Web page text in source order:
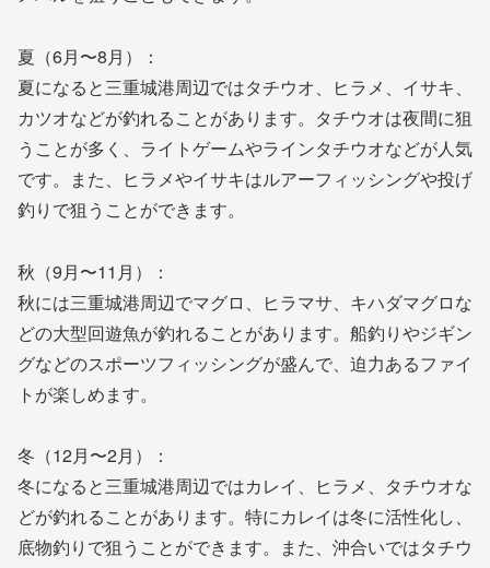
夏（6月〜8月）：
夏になると三重城港周辺ではタチウオ、ヒラメ、イサキ、
カツオなどが釣れることがあります。タチウオは夜間に狙
うことが多く、ライトゲームやラインタチウオなどが人気
です。また、ヒラメやイサキはルアーフィッシングや投げ
釣りで狙うことができます。
秋（9月〜11月）：
秋には三重城港周辺でマグロ、ヒラマサ、キハダマグロな
どの大型回遊魚が釣れることがあります。船釣りやジギン
グなどのスポーツフィッシングが盛んで、迫力あるファイ
トが楽しめます。
冬（12月〜2月）：
冬になると三重城港周辺ではカレイ、ヒラメ、タチウオな
どが釣れることがあります。特にカレイは冬に活性化し、
底物釣りで狙うことができます。また、沖合いではタチウ